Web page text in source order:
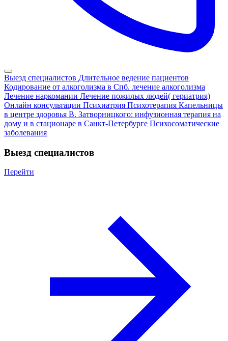
Выезд специалистов Длительное ведение пациентов
Кодирование от алкоголизма в Спб. лечение алкоголизма
Лечение наркомании Лечение пожилых людей( гериатрия)
Онлайн консультации Психиатрия Психотерапия Капельницы
в центре здоровья В. Затворницкого: инфузионная терапия на
дому и в стационаре в Санкт-Петербурге Психосоматические
заболевания
Выезд специалистов
Перейти